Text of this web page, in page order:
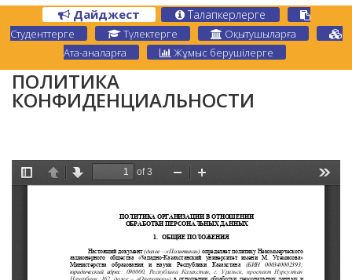
Дайджест Талапкерлерге
Студенттерге Түлектерге
Оқытушыларға
Ата-аналарға
Жұмыс берушілерге
ПОЛИТИКА
КОНФИДЕНЦИАЛЬНОСТИ